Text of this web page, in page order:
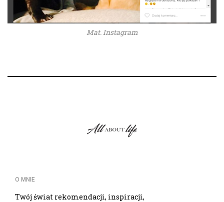
Mat. Instagram
O MNIE
Twój świat rekomendacji, inspiracji,